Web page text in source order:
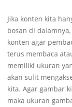
Jika konten kita
bosan di
konten agar
terus membaca
memiliki ukuran
akan sulit
kita. Agar gambar
maka ukuran